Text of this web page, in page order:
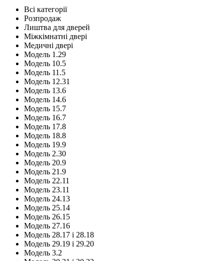
Всі категорії
Розпродаж
Лиштва для дверей
Міжкімнатні двері
Медичні двері
Модель 1.29
Модель 10.5
Модель 11.5
Модель 12.31
Модель 13.6
Модель 14.6
Модель 15.7
Модель 16.7
Модель 17.8
Модель 18.8
Модель 19.9
Модель 2.30
Модель 20.9
Модель 21.9
Модель 22.11
Модель 23.11
Модель 24.13
Модель 25.14
Модель 26.15
Модель 27.16
Модель 28.17 і 28.18
Модель 29.19 і 29.20
Модель 3.2